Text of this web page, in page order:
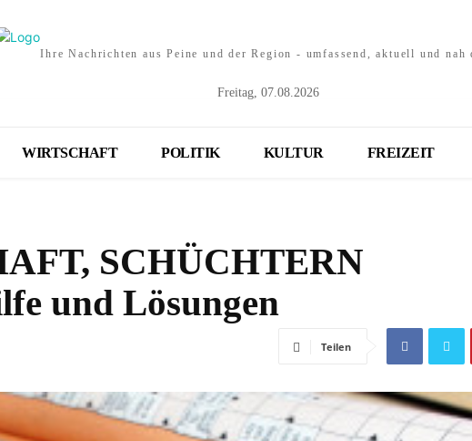
Ihre Nachrichten aus Peine und der Region - umfassend, aktuell und nah
Freitag, 07.08.2026
WIRTSCHAFT POLITIK KULTUR FREIZEIT
SCHÜCHTERN
und Lösungen
Teilen